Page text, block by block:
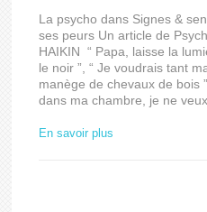
La psycho dans Signes &
ses peurs Un article de
HAIKIN “ Papa, laisse la
le noir ”, “ Je voudrais tant
manège de chevaux de bois
dans ma chambre, je ne
En savoir plus